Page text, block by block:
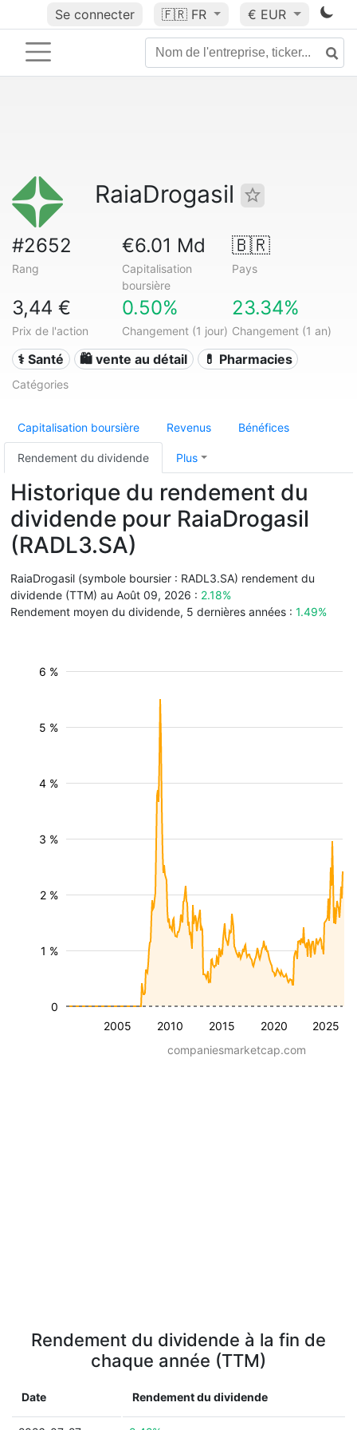
Se connecter 🇫🇷 FR € EUR
RaiaDrogasil
#2652
Rang
€6.01 Md
Capitalisation
boursière
🇧🇷
Pays
3,44 €
Prix de l'action
0.50%
Changement (1 jour)
23.34%
Changement (1 an)
⚕️ Santé 🛍️ vente au détail 💊 Pharmacies
Catégories
Capitalisation boursière Revenus Bénéfices
Rendement du dividende Plus
Historique du rendement du
dividende pour RaiaDrogasil
(RADL3.SA)
RaiaDrogasil (symbole boursier : RADL3.SA) rendement du
dividende (TTM) au Août 09, 2026 : 2.18%
Rendement moyen du dividende, 5 dernières années : 1.49%
2005 2010 2015 2020 2025
1 %
2 %
3 %
4 %
5 %
6 %
0
companiesmarketcap.com
Rendement du dividende à la fin de
chaque année (TTM)
Date Rendement du dividende